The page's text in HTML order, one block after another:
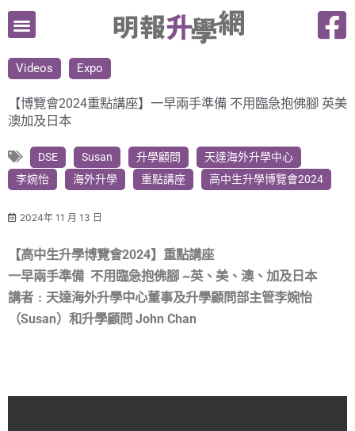
跳
要
容
Videos Expo
【博覽會2024重點講座】一早兩手準備 不用臨急抱佛腳 英美
澳加及日本
DSE Susan 升學顧問
天達海外升學中心
李婉怡
海外升學 重點講座 高中生升學博覽會2024
2024年 11 月 13 日
【高中生升學博覽會2024】 重點講座
一早兩手準備 不用臨急抱佛腳 ~英、美、澳、加及日本
講者﹕天達海外升學中心董事及升學顧問部主管李婉怡
（Susan）和升學顧問 John Chan